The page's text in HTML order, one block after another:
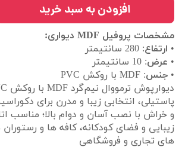
مشخصات پروفیل MDF دیواری:
• ارتفاع: 280 سانتیمتر
• عرض: 10 سانتیمتر
• جنس: MDF با روکش PVC
پاستیلی، انتخابی زیبا و مدرن برای
و خراش با نصب آسان و دوام بالا؛ مناسب
زیبایی و فضای کودکانه، کافه ها و
های تجاری و فروشگاهی
افزودن به سبد خرید